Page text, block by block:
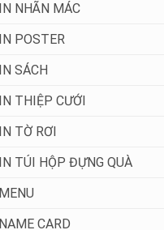
IN NHÃN MÁC
IN POSTER
IN SÁCH
IN THIỆP CƯỚI
IN TỜ RƠI
IN TÚI HỘP ĐỰNG QUÀ
MENU
NAME CARD